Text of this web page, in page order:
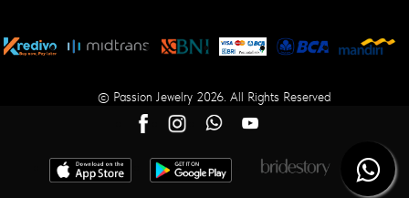
© Passion Jewelry 2026. All Rights Reserved